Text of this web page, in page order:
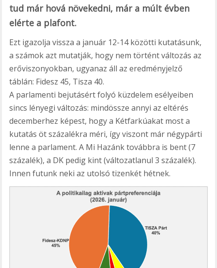
tud már hová növekedni, már a múlt évben
elérte a plafont.
Ezt igazolja vissza a január 12-14 közötti kutatásunk,
a számok azt mutatják, hogy nem történt változás az
erőviszonyokban, ugyanaz áll az eredményjelző
táblán: Fidesz 45, Tisza 40.
A parlamenti bejutásért folyó küzdelem esélyeiben
sincs lényegi változás: mindössze annyi az eltérés
decemberhez képest, hogy a Kétfarkúakat most a
kutatás öt százalékra méri, így viszont már négypárti
lenne a parlament. A Mi Hazánk továbbra is bent (7
százalék), a DK pedig kint (változatlanul 3 százalék).
Innen futunk neki az utolsó tizenkét hétnek.